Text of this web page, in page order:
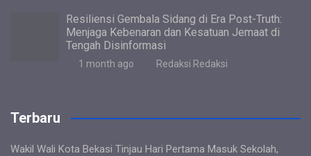
Resiliensi Gembala Sidang di Era Post-Truth:
Menjaga Kebenaran dan Kesatuan Jemaat di
Tengah Disinformasi
1 month ago Redaksi Redaksi
Terbaru
Wakil Wali Kota Bekasi Tinjau Hari Pertama Masuk Sekolah,